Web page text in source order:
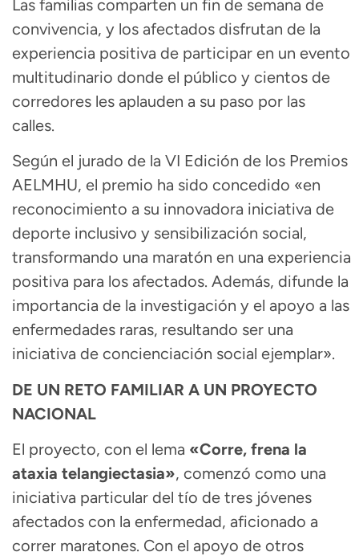
Las familias comparten un fin de semana de
convivencia, y los afectados disfrutan de la
experiencia positiva de participar en un evento
multitudinario donde el público y cientos de
corredores les aplauden a su paso por las
calles.
Según el jurado de la VI Edición de los Premios
AELMHU, el premio ha sido concedido «en
reconocimiento a su innovadora iniciativa de
deporte inclusivo y sensibilización social,
transformando una maratón en una experiencia
positiva para los afectados. Además, difunde la
importancia de la investigación y el apoyo a las
enfermedades raras, resultando ser una
iniciativa de concienciación social ejemplar».
DE UN RETO FAMILIAR A UN PROYECTO
NACIONAL
El proyecto, con el lema «Corre, frena la
ataxia telangiectasia», comenzó como una
iniciativa particular del tío de tres jóvenes
afectados con la enfermedad, aficionado a
correr maratones. Con el apoyo de otros